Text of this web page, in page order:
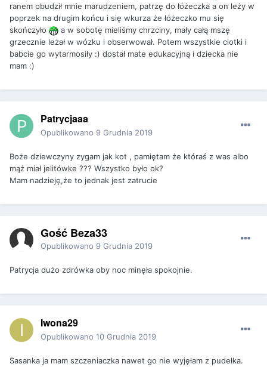
ranem obudził mnie marudzeniem, patrzę do łóżeczka a on leży w
poprzek na drugim końcu i się wkurza że łóżeczko mu się
skończyło
a w sobotę mieliśmy chrzciny, mały całą mszę
grzecznie leżał w wózku i obserwował. Potem wszystkie ciotki i
babcie go wytarmosiły :) dostał mate edukacyjną i dziecka nie
mam :)
Patrycjaaa
Opublikowano 9 Grudnia 2019
Boże dziewczyny zygam jak kot , pamiętam że któraś z was albo
mąż miał jelitówke ??? Wszystko było ok?
Mam nadzieję,że to jednak jest zatrucie
Gość Beza33
Opublikowano 9 Grudnia 2019
Patrycja dużo zdrówka oby noc minęła spokojnie.
Iwona29
Opublikowano 10 Grudnia 2019
Sasanka ja mam szczeniaczka nawet go nie wyjęłam z pudełka.